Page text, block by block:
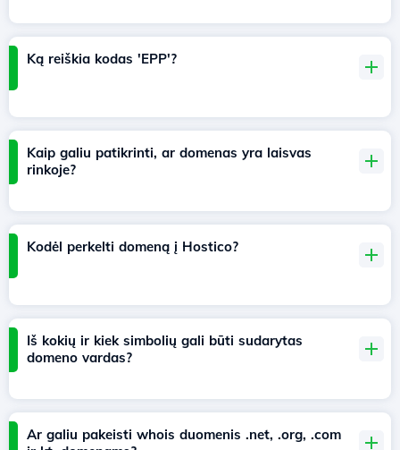
Ką reiškia kodas 'EPP'?
Kaip galiu patikrinti, ar domenas yra laisvas
rinkoje?
Kodėl perkelti domeną į Hostico?
Iš kokių ir kiek simbolių gali būti sudarytas
domeno vardas?
Ar galiu pakeisti whois duomenis .net, .org, .com